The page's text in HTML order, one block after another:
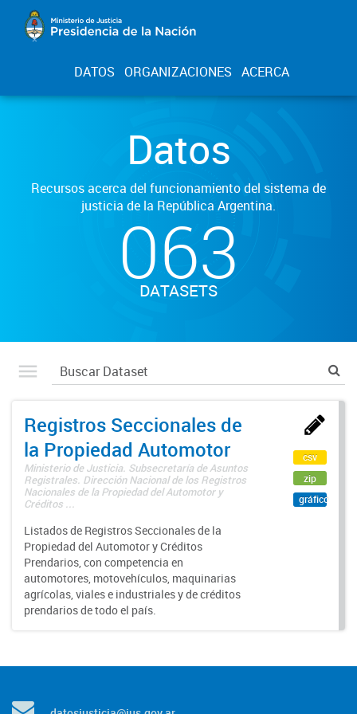
DATOS ORGANIZACIONES ACERCA
Datos
Recursos acerca del funcionamiento del sistema de
justicia de la República Argentina.
063
DATASETS
Registros Seccionales de
la Propiedad Automotor
Ministerio de Justicia. Subsecretaría de Asuntos
Registrales. Dirección Nacional de los Registros
Nacionales de la Propiedad del Automotor y
Créditos ...
Listados de Registros Seccionales de la
Propiedad del Automotor y Créditos
Prendarios, con competencia en
automotores, motovehículos, maquinarias
agrícolas, viales e industriales y de créditos
prendarios de todo el país.
csv
zip
gráfico